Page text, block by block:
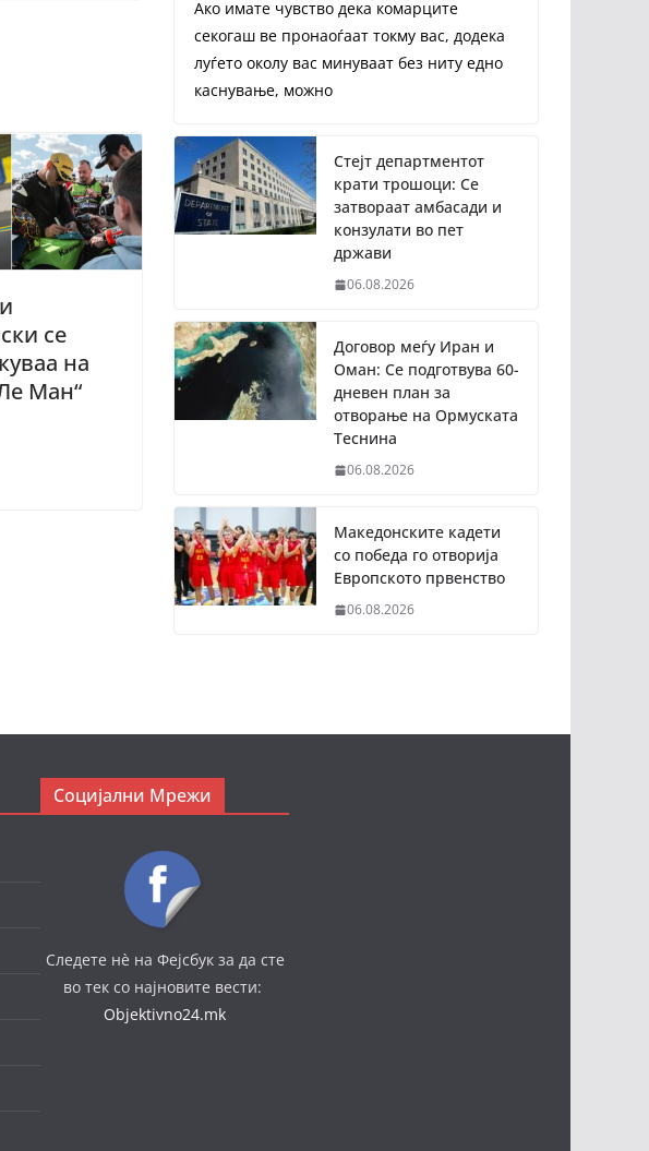
се
на
Ман“
Ако имате чувство дека комарците
секогаш ве пронаоѓаат токму вас, додека
луѓето околу вас минуваат без ниту едно
каснување, можно
Стејт департментот
крати трошоци: Се
затвораат амбасади и
конзулати во пет
држави
06.08.2026
Договор меѓу Иран и
Оман: Се подготвува 60-
дневен план за
отворање на Ормуската
Теснина
06.08.2026
Македонските кадети
со победа го отворија
Европското првенство
06.08.2026
Социјални Мрежи
Следете нè на Фејсбук за да сте
во тек со најновите вести:
Objektivno24.mk